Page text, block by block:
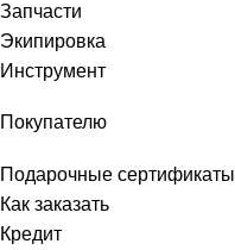
Запчасти
Экипировка
Инструмент
Покупателю
Подарочные сертификаты
Как заказать
Кредит